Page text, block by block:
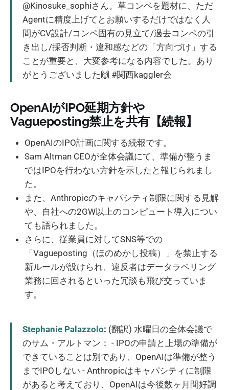
@Kinosuke_sophiさん。草コンペを題材に、ただ
Agentに精度上げてとお願いするだけではなく人
間がCV設計/コンペ固有の見立て/過去コンペの引
き出し/採否判断・違和感などの「方向づけ」する
ことが重要と、大変参考になる内容でした。あり
がとうございました🙌 #関西kaggler会
OpenAIがIPO延期方針や
Vagueposting禁止を共有【続報】
OpenAIのIPO計画に関する続報です。
Sam Altman CEOが全体会議にて、準備が整うま
ではIPOを行わない方針を示したと報じられまし
た。
また、Anthropicのキャパシティ制限に関する見解
や、自社への2GW以上のコンピュート導入につい
ても語られました。
さらに、従業員に対してSNS等での
「Vagueposting（ほのめかし投稿）」を禁止する
新ルールが設けられ、違反者はデータラベリング
業務に回されるといった冗談も飛び交っていま
す。
Stephanie Palazzolo: (翻訳) 水曜日の全体会議で
のサム・アルトマン： - IPOの申請と上場の準備が
できていることは別であり、OpenAIは準備が整う
までIPOしない - Anthropicはキャパシティに制限
があると考えており、OpenAIは今後数ヶ月間好調